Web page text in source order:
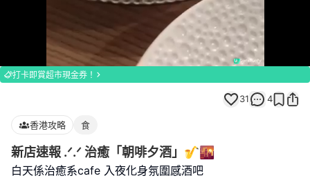
Loaded:
100.00%
打卡即賞超市現金券！
31 4
香港攻略 食
新店速報 .ᐟ.ᐟ 治癒「朝啡夕酒」🎷🌇
白天係治癒系cafe 入夜化身氛圍感酒吧